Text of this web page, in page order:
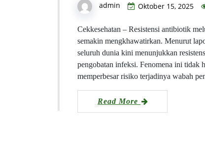
admin Oktober 15, 2025
Cekkesehatan – Resistensi antibiotik
semakin mengkhawatirkan. Menurut
seluruh dunia kini menunjukkan
pengobatan infeksi. Fenomena ini tidak
memperbesar risiko terjadinya wabah
Read More